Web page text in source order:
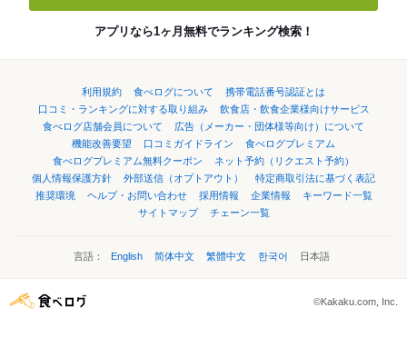
アプリなら1ヶ月無料でランキング検索！
利用規約 食べログについて
携帯電話番号認証とは
口コミ・ランキングに対する取り組み
飲食店・飲食企業様向けサービス
食べログ店舗会員について
広告（メーカー・団体様等向け）について
機能改善要望
口コミガイドライン
食べログプレミアム
食べログプレミアム無料クーポン
ネット予約（リクエスト予約）
個人情報保護方針
外部送信（オプトアウト）
特定商取引法に基づく表記
推奨環境
ヘルプ・お問い合わせ 採用情報 企業情報
キーワード一覧
サイトマップ
チェーン一覧
言語： English 简体中文 繁體中文 한국어 日本語
©Kakaku.com, Inc.